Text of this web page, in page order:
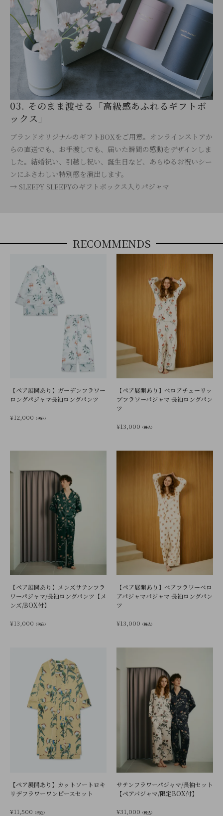
03. そのまま渡せる「高級感あふれるギフトボ
ックス」
ブランドオリジナルのギフトBOXをご用意。オンラインストアか
らの直送でも、お手渡しでも、届いた瞬間の感動をデザインしま
した。結婚祝い、引越し祝い、誕生日など、あらゆるお祝いシー
ンにふさわしい特別感を演出します。
→ SLEEPY SLEEPYのギフトボックス入りパジャマ
RECOMMENDS
【ペア展開あり】ガーデンフラワー
ロングパジャマ長袖ロングパンツ
¥12,000 （税込）
【ペア展開あり】ベロアチューリッ
プフラワーパジャマ 長袖ロングパン
ツ
¥13,000 （税込）
【ペア展開あり】メンズサテンフラ
ワーパジャマ/長袖ロングパンツ【メ
ンズ/BOX付】
¥13,000 （税込）
【ペア展開あり】ベアフラワーベロ
アパジャマパジャマ 長袖ロングパン
ツ
¥13,000 （税込）
【ペア展開あり】カットソートロキ
リデフラワーワンピースセット
¥11,500 （税込）
サテンフラワーパジャマ/長袖セット
【ペアパジャマ/限定BOX付】
¥31,000 （税込）